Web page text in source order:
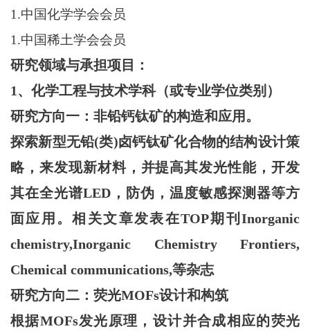
1.中国化学学会会员
1.中国稀土学会会员
研究领域与承担项目：
1、化学工程与技术学科（或专业学位类别）
研究方向一：非铅钙钛矿的构造和应用。
探索新型无铅(类)卤钙钛矿化合物的结构设计策
略，来发现新材料，并提高其发光性能，开发
其在全光谱LED，防伪，温度敏感探测器等方
面应用。相关文章发表在TOP期刊 Inorganic
chemistry,Inorganic Chemistry Frontiers,
Chemical communications,等杂志
研究方向二：荧光MOFs设计和构筑
根据MOFs发光原理，设计并合成相应的荧光